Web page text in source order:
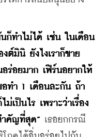
ก็ทำไม่ได้ เช่น ในเดือน
ต์มินิ ยังไงเราก็ขาย
ร่อยมาก เฟิร์นอยากให้
อทำ 1 เดือนละกัน ถ้า
เป็นไร เพราะว่าเรื่อง
ำคัญที่สุด” เธอยกกรณี